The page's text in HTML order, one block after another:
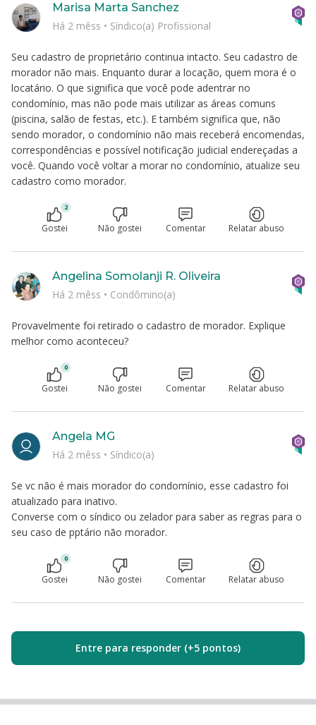
Seu cadastro de proprietário continua intacto. Seu cadastro de
morador não mais. Enquanto durar a locação, quem mora é o
locatário. O que significa que você pode adentrar no
condomínio, mas não pode mais utilizar as áreas comuns
(piscina, salão de festas, etc.). E também significa que, não
sendo morador, o condomínio não mais receberá encomendas,
correspondências e possível notificação judicial endereçadas a
você. Quando você voltar a morar no condomínio, atualize seu
cadastro como morador.
Marisa Marta Sanchez
Há 2 mêss • Síndico(a) Profissional
2
Gostei Não gostei Comentar Relatar abuso
Provavelmente foi retirado o cadastro de morador. Explique
melhor como aconteceu?
Angelina Somolanji R. Oliveira
Há 2 mêss • Condômino(a)
0
Gostei Não gostei Comentar Relatar abuso
Se vc não é mais morador do condomínio, esse cadastro foi
atualizado para inativo.
Converse com o síndico ou zelador para saber as regras para o
seu caso de pptário não morador.
Angela MG
Há 2 mêss • Síndico(a)
0
Gostei Não gostei Comentar Relatar abuso
Entre para responder (+5 pontos)